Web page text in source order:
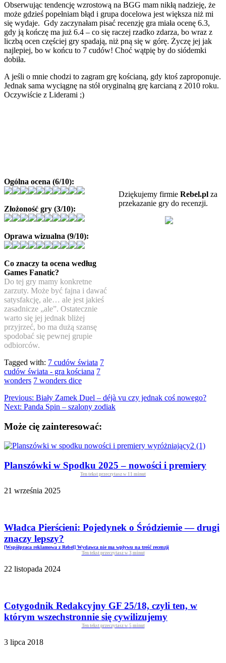
Obserwując tendencję wzrostową na BGG mam nikłą nadzieję, że
może gdzieś popełniam błąd i grupa docelowa jest większa niż mi
się wydaje. Gdy zaczynałam pisać recenzję gra miała ocenę 6.3,
gdy ją kończę ma już 6.4 – co się raczej rzadko zdarza, bo wraz z
liczbą ocen częściej gry spadają, niż pną się w górę. Życzę jej jak
najlepiej, bo w końcu to 7 cudów! Choć wątpię by do siódemki
dobiła.
A jeśli o mnie chodzi to zagram grę kościaną, gdy ktoś zaproponuje.
Jednak sama wyciągnę na stół oryginalną grę karcianą z 2010 roku.
Oczywiście z Liderami ;)
Dziękujemy firmie Rebel.pl za
przekazanie gry do recenzji.
Ogólna ocena (6/10):
Złożoność gry (3/10):
Oprawa wizualna (9/10):
Co znaczy ta ocena według
Games Fanatic?
Do tej gry mamy konkretne
zarzuty. Może być fajna i dawać
satysfakcję, ale… ale jest jakieś
zasadnicze „ale”. Ostatecznie
warto się jej jednak bliżej
przyjrzeć, bo ma dużą szansę
spodobać się pewnej grupie
odbiorców.
Tagged with: 7 cudów świata 7
cudów świata - gra kościana 7
wonders 7 wonders dice
Previous: Biały Zamek Duel – déjà vu czy jednak coś nowego?
Next: Panda Spin – szalony zodiak
Może cię zainteresować:
Planszówki w Spodku 2025 – nowości i premiery
Ten tekst przeczytasz w 11 minut
21 września 2025
Władca Pierścieni: Pojedynek o Śródziemie — drugi
znaczy lepszy?
[Współpraca reklamowa z Rebel] Wydawca nie ma wpływu na treść recenzji
Ten tekst przeczytasz w 3 minut
22 listopada 2024
Cotygodnik Redakcyjny GF 25/18, czyli ten, w
którym wszechstronnie się cywilizujemy
Ten tekst przeczytasz w 5 minut
3 lipca 2018